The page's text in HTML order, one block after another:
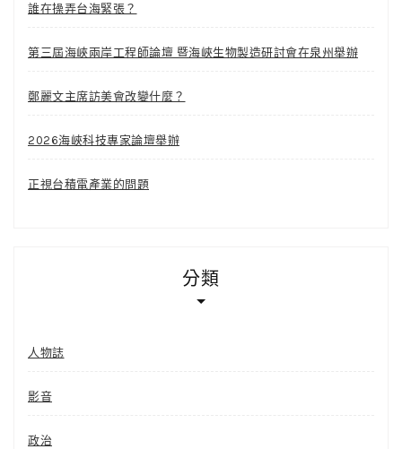
誰在操弄台海緊張？
第三屆海峽兩岸工程師論壇 暨海峽生物製造研討會在泉州舉辦
鄭麗文主席訪美會改變什麼？
2026海峽科技專家論壇舉辦
正視台積電產業的問題
分類
人物誌
影音
政治